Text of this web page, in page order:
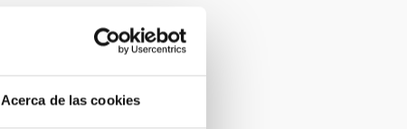
Acerca de las cookies